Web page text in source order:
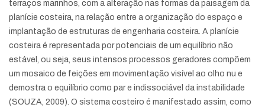
terraços marinhos, com a alteração nas formas da paisagem da
planície costeira, na relação entre a organização do espaço e
implantação de estruturas de engenharia costeira. A planície
costeira é representada por potenciais de um equilíbrio não
estável, ou seja, seus intensos processos geradores compõem
um mosaico de feições em movimentação visível ao olho nu e
demostra o equilíbrio como par e indissociável da instabilidade
(SOUZA, 2009). O sistema costeiro é manifestado assim, como